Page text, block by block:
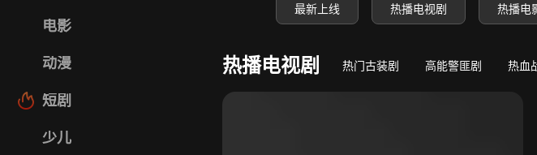
电影
动漫
短剧
少儿
最新上线 热播电视剧 热播电
热播电视剧 热门古装剧 高能警匪剧 热血